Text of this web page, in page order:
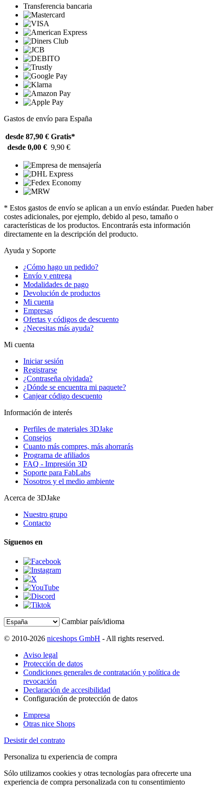
Transferencia bancaria
Gastos de envío para España
desde 87,90 € Gratis*
desde 0,00 € 9,90 €
* Estos gastos de envío se aplican a un envío estándar. Pueden haber
costes adicionales, por ejemplo, debido al peso, tamaño o
características de los productos. Encontrarás esta información
directamente en la descripción del producto.
Ayuda y Soporte
¿Cómo hago un pedido?
Envío y entrega
Modalidades de pago
Devolución de productos
Mi cuenta
Empresas
Ofertas y códigos de descuento
¿Necesitas más ayuda?
Mi cuenta
Iniciar sesión
Registrarse
¿Contraseña olvidada?
¿Dónde se encuentra mi paquete?
Canjear código descuento
Información de interés
Perfiles de materiales 3DJake
Consejos
Cuanto más compres, más ahorrarás
Programa de afiliados
FAQ - Impresión 3D
Soporte para FabLabs
Nosotros y el medio ambiente
Acerca de 3DJake
Nuestro grupo
Contacto
Síguenos en
Cambiar país/idioma
© 2010-2026 niceshops GmbH - All rights reserved.
Aviso legal
Protección de datos
Condiciones generales de contratación y política de
revocación
Declaración de accesibilidad
Configuración de protección de datos
Empresa
Otras nice Shops
Desistir del contrato
Personaliza tu experiencia de compra
Sólo utilizamos cookies y otras tecnologías para ofrecerte una
experiencia de compra personalizada con tu consentimiento